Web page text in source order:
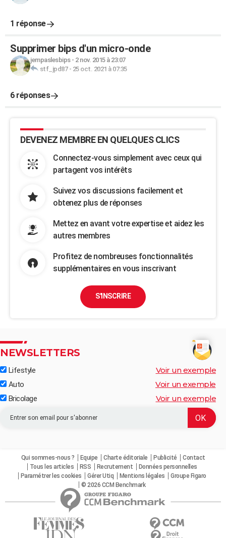
1 réponse
Supprimer bips d'un micro-onde
jempaslesbips- 2 nov. 2015 à 23:07
stf_jpd87- 25 oct. 2021 à 07:35
6 réponses
DEVENEZ MEMBRE EN QUELQUES CLICS
Connectez-vous simplement avec ceux qui
partagent vos intérêts
Suivez vos discussions facilement et
obtenez plus de réponses
Mettez en avant votre expertise et aidez les
autres membres
Profitez de nombreuses fonctionnalités
supplémentaires en vous inscrivant
S'INSCRIRE
NEWSLETTERS
Lifestyle Voir un exemple
Auto Voir un exemple
Bricolage Voir un exemple
Qui sommes-nous ? Equipe Charte éditoriale Publicité
Contact
Tous les articles
RSS Recrutement
Données personnelles
Paramétrer les cookies
Gérer Utiq Mentions légales
Groupe Figaro
© 2026 CCM Benchmark